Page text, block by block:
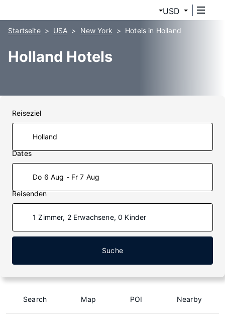
USD
Startseite USA New York Hotels in Holland
Holland Hotels
Reiseziel
Dates
Do 6 Aug - Fr 7 Aug
Reisenden
1 Zimmer, 2 Erwachsene, 0 Kinder
Suche
Search Map POI Nearby